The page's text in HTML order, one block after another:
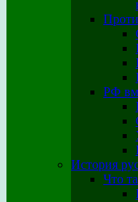
РФ
История
Что